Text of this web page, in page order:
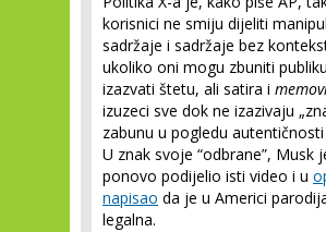
korisnici ne smiju dijeliti
sadržaje i sadržaje bez
ukoliko oni mogu zbuniti
izazvati štetu, ali satira i
izuzeci sve dok ne izazivaju
zabunu u pogledu autentičnosti
U znak svoje “odbrane”, Musk
ponovo podijelio isti video i u
napisao da je u Americi
legalna.